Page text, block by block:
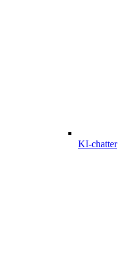
KI-chatter